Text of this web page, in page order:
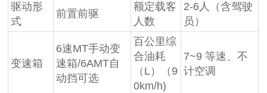
驱动形
式
前置前驱
额定载客
人数
2-6人（含驾驶
员）
变速箱
6速MT手动变
速箱/6AMT自
动挡可选
百公里综
合油耗
（L）（9
0km/h)
7~9 等速、不
计空调